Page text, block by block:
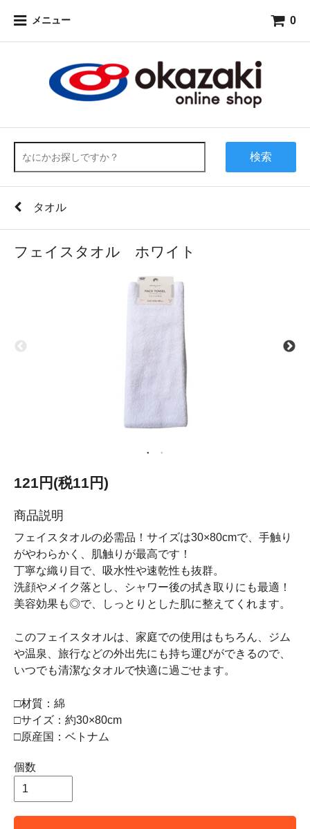
メニュー 0
検索
タオル
フェイスタオル ホワイト
121円(税11円)
商品説明
フェイスタオルの必需品！サイズは30×80cmで、手触り
がやわらかく、肌触りが最高です！
丁寧な織り目で、吸水性や速乾性も抜群。
洗顔やメイク落とし、シャワー後の拭き取りにも最適！
美容効果も◎で、しっとりとした肌に整えてくれます。
このフェイスタオルは、家庭での使用はもちろん、ジム
や温泉、旅行などの外出先にも持ち運びができるので、
いつでも清潔なタオルで快適に過ごせます。
□材質：綿
□サイズ：約30×80cm
□原産国：ベトナム
個数